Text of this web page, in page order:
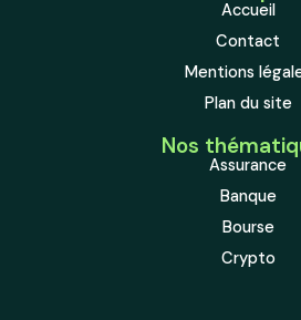
Accueil
Contact
Mentions
Plan du site
Nos
Assurance
Banque
Bourse
Crypto